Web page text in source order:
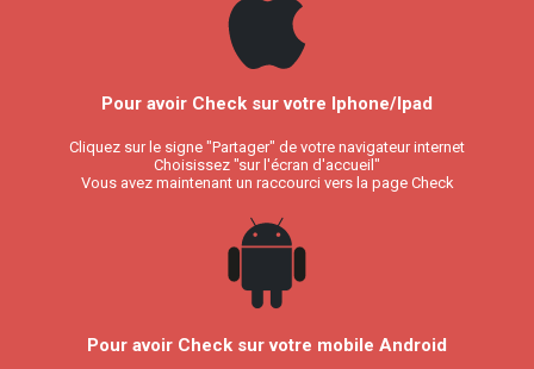
Pour avoir Check sur votre Iphone/Ipad
Cliquez sur le signe "Partager" de votre navigateur internet
Choisissez "sur l'écran d'accueil"
Vous avez maintenant un raccourci vers la page Check
Pour avoir Check sur votre mobile Android